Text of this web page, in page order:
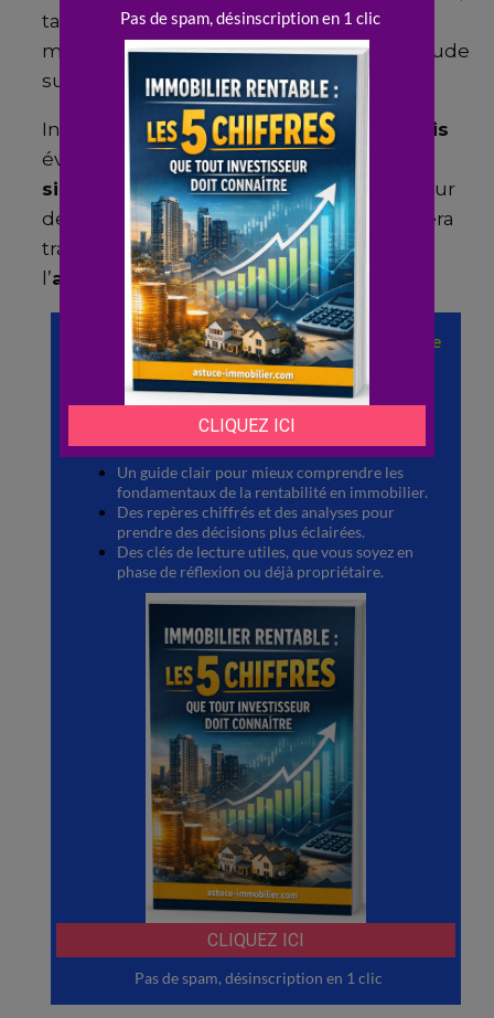
taxe foncière proratisée et frais de
mainlevée d’hypothèque réduit l’incertitude
sur le budget global.
Intégrer cesélémentsdans lecompromis
évite les mauvaises surprises après la
signature. Vérifier que levendeur
est à jour
de ses
chargeset qu’aucune dette ne sera
transférée lors de lamutationprotège
l’acheteuret clarifie latransaction